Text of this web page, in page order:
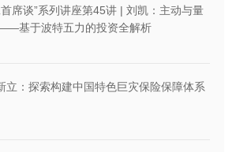
席谈”系列讲座第45讲 | 刘凯：主动与量
基于波特五力的投资全解析
立：探索构建中国特色巨灾保险保障体系